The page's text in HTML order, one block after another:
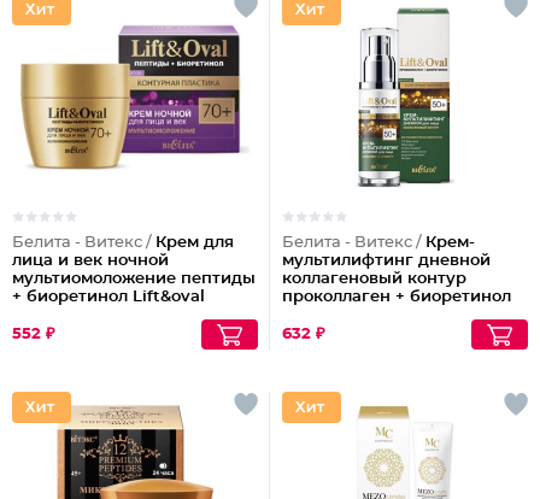
Белита - Витекс / Крем для
лица и век ночной
мультиомоложение пептиды
+ биоретинол Lift&oval
552 ₽
Белита - Витекс / Крем-
мультилифтинг дневной
коллагеновый контур
проколлаген + биоретинол
632 ₽